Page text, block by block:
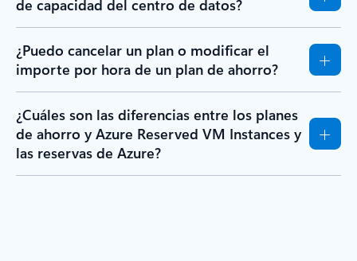
de capacidad del centro de datos?
¿Puedo cancelar un plan o modificar el
importe por hora de un plan de ahorro?
¿Cuáles son las diferencias entre los planes
de ahorro y Azure Reserved VM Instances y
las reservas de Azure?